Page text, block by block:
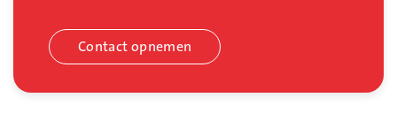
Contact opnemen